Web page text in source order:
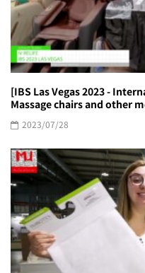
[IBS Las Vegas 2023 -
Massage chairs and other
2023/07/28